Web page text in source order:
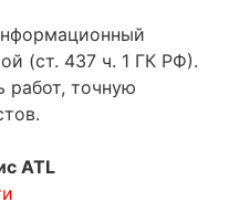
(ст. 437 ч. 1 ГК РФ).
работ, точную
ATL